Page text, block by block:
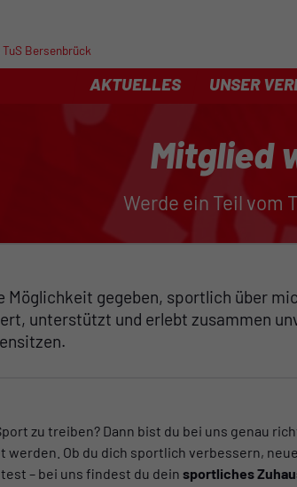
Bersenbrück
AKTUELLES UNSER
Mitglied
Werde ein Teil vom
Möglichkeit gegeben, sportlich über
unterstützt und erlebt zusammen
zu treiben? Dann bist du bei uns genau
werden. Ob du dich sportlich verbessern,
– bei uns findest du dein sportliches